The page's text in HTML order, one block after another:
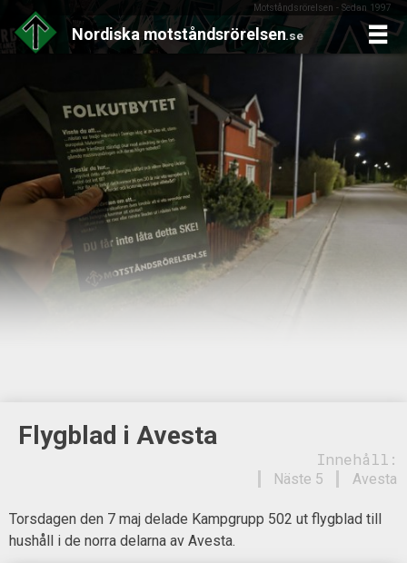
Motståndsrörelsen - Sedan 1997
Nordiska motståndsrörelsen.se
content
Flygblad i Avesta
Innehåll:
Avesta
Näste 5
Torsdagen den 7 maj delade Kampgrupp 502 ut flygblad till
hushåll i de norra delarna av Avesta.